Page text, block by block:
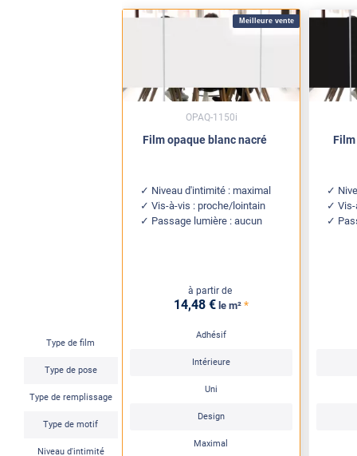
Type de film
Type de pose
Type de remplissage
Type de motif
Niveau d'intimité
Meilleure vente
Film opaque blanc nacré
Niveau d'intimité : maximal
Vis-à-vis : proche/lointain
Passage lumière : aucun
à partir de
14,48 € le m² *
Adhésif
Intérieure
Uni
Design
Maximal
OPAQ-1150i